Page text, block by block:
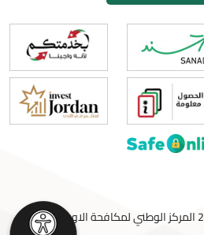
جميع الحقوق محفوظة © 2026 المركز الوطني لمكافحة الاوبئة والامراض